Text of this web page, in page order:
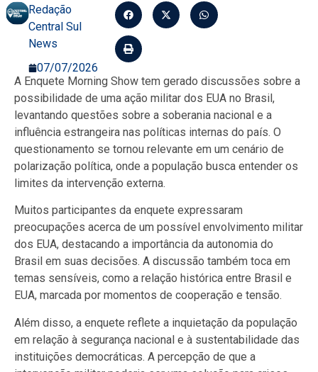
Redação
Central Sul
News
07/07/2026
A Enquete Morning Show tem gerado discussões sobre a
possibilidade de uma ação militar dos EUA no Brasil,
levantando questões sobre a soberania nacional e a
influência estrangeira nas políticas internas do país. O
questionamento se tornou relevante em um cenário de
polarização política, onde a população busca entender os
limites da intervenção externa.
Muitos participantes da enquete expressaram
preocupações acerca de um possível envolvimento militar
dos EUA, destacando a importância da autonomia do
Brasil em suas decisões. A discussão também toca em
temas sensíveis, como a relação histórica entre Brasil e
EUA, marcada por momentos de cooperação e tensão.
Além disso, a enquete reflete a inquietação da população
em relação à segurança nacional e à sustentabilidade das
instituições democráticas. A percepção de que a